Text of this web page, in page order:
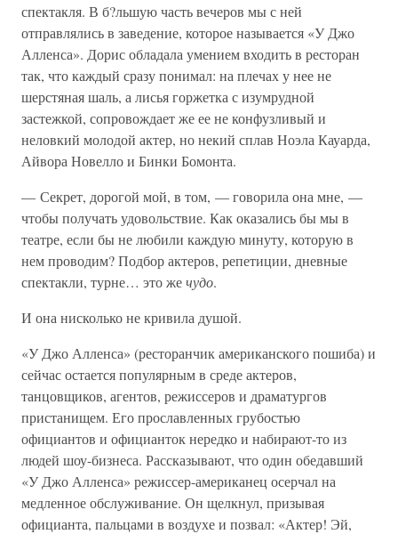
спектакля. В б?льшую часть вечеров мы с ней
отправлялись в заведение, которое называется «У Джо
Алленса». Дорис обладала умением входить в ресторан
так, что каждый сразу понимал: на плечах у нее не
шерстяная шаль, а лисья горжетка с изумрудной
застежкой, сопровождает же ее не конфузливый и
неловкий молодой актер, но некий сплав Ноэла Кауарда,
Айвора Новелло и Бинки Бомонта.
— Секрет, дорогой мой, в том, — говорила она мне, —
чтобы получать удовольствие. Как оказались бы мы в
театре, если бы не любили каждую минуту, которую в
нем проводим? Подбор актеров, репетиции, дневные
спектакли, турне… это жечудо.
И она нисколько не кривила душой.
«У Джо Алленса» (ресторанчик американского пошиба) и
сейчас остается популярным в среде актеров,
танцовщиков, агентов, режиссеров и драматургов
пристанищем. Его прославленных грубостью
официантов и официанток нередко и набирают-то из
людей шоу-бизнеса. Рассказывают, что один обедавший
«У Джо Алленса» режиссер-американец осерчал на
медленное обслуживание. Он щелкнул, призывая
официанта, пальцами в воздухе и позвал: «Актер! Эй,